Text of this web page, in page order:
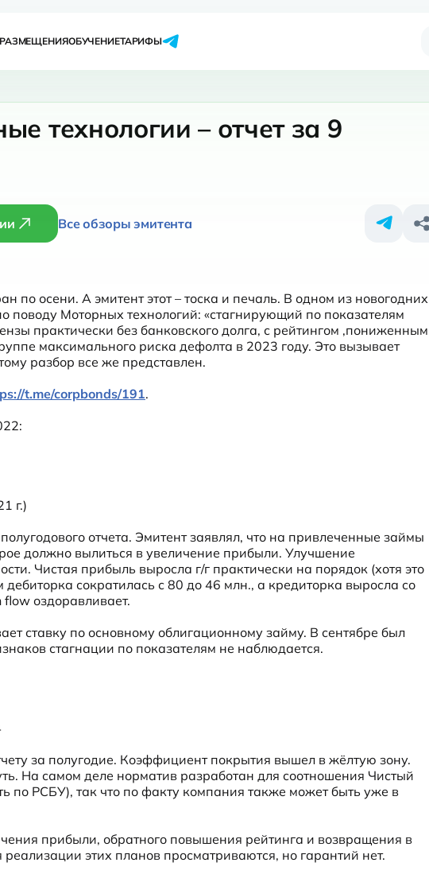
ОБУЧЕНИЕТАРИФЫ
технологии – отчет за 9
Все обзоры эмитента
по осени. А эмитент этот – тоска и печаль. В одном из новогодних
поводу Моторных технологий: «стагнирующий по показателям
практически без банковского долга, с рейтингом ,пониженным
максимального риска дефолта в 2023 году. Это вызывает
разбор все же представлен.
t.me/corpbonds/191.
г.)
отчета. Эмитент заявлял, что на привлеченные займы
должно вылиться в увеличение прибыли. Улучшение
Чистая прибыль выросла г/г практически на порядок (хотя это
сократилась с 80 до 46 млн., а кредиторка выросла со
оздоравливает.
ставку по основному облигационному займу. В сентябре был
стагнации по показателям не наблюдается.
за полугодие. Коэффициент покрытия вышел в жёлтую зону.
На самом деле норматив разработан для соотношения Чистый
по РСБУ), так что по факту компания также может быть уже в
прибыли, обратного повышения рейтинга и возвращения в
этих планов просматриваются, но гарантий нет.